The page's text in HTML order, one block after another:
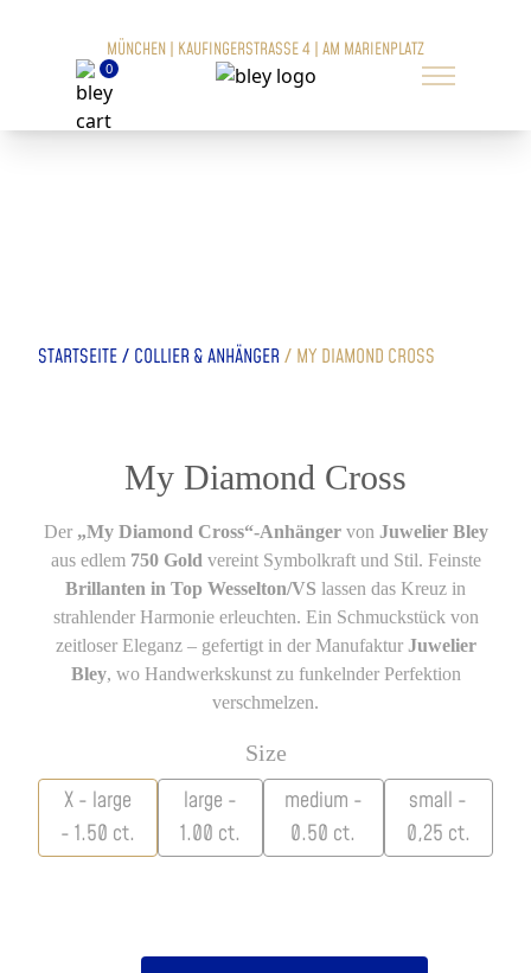
MÜNCHEN | KAUFINGERSTRASSE 4 | AM MARIENPLATZ
0
STARTSEITE/ COLLIER & ANHÄNGER / MY DIAMOND CROSS
My Diamond Cross
Der „My Diamond Cross“-Anhängervon Juwelier Bley
aus edlem 750 Gold vereint Symbolkraft und Stil. Feinste
Brillanten in Top Wesselton/VS lassen das Kreuz in
strahlender Harmonie erleuchten. Ein Schmuckstück von
zeitloser Eleganz – gefertigt in der Manufaktur Juwelier
Bley, wo Handwerkskunst zu funkelnder Perfektion
verschmelzen.
Size
X - large
- 1.50 ct.
large -
1.00 ct.
medium -
0.50 ct.
small -
0,25 ct.